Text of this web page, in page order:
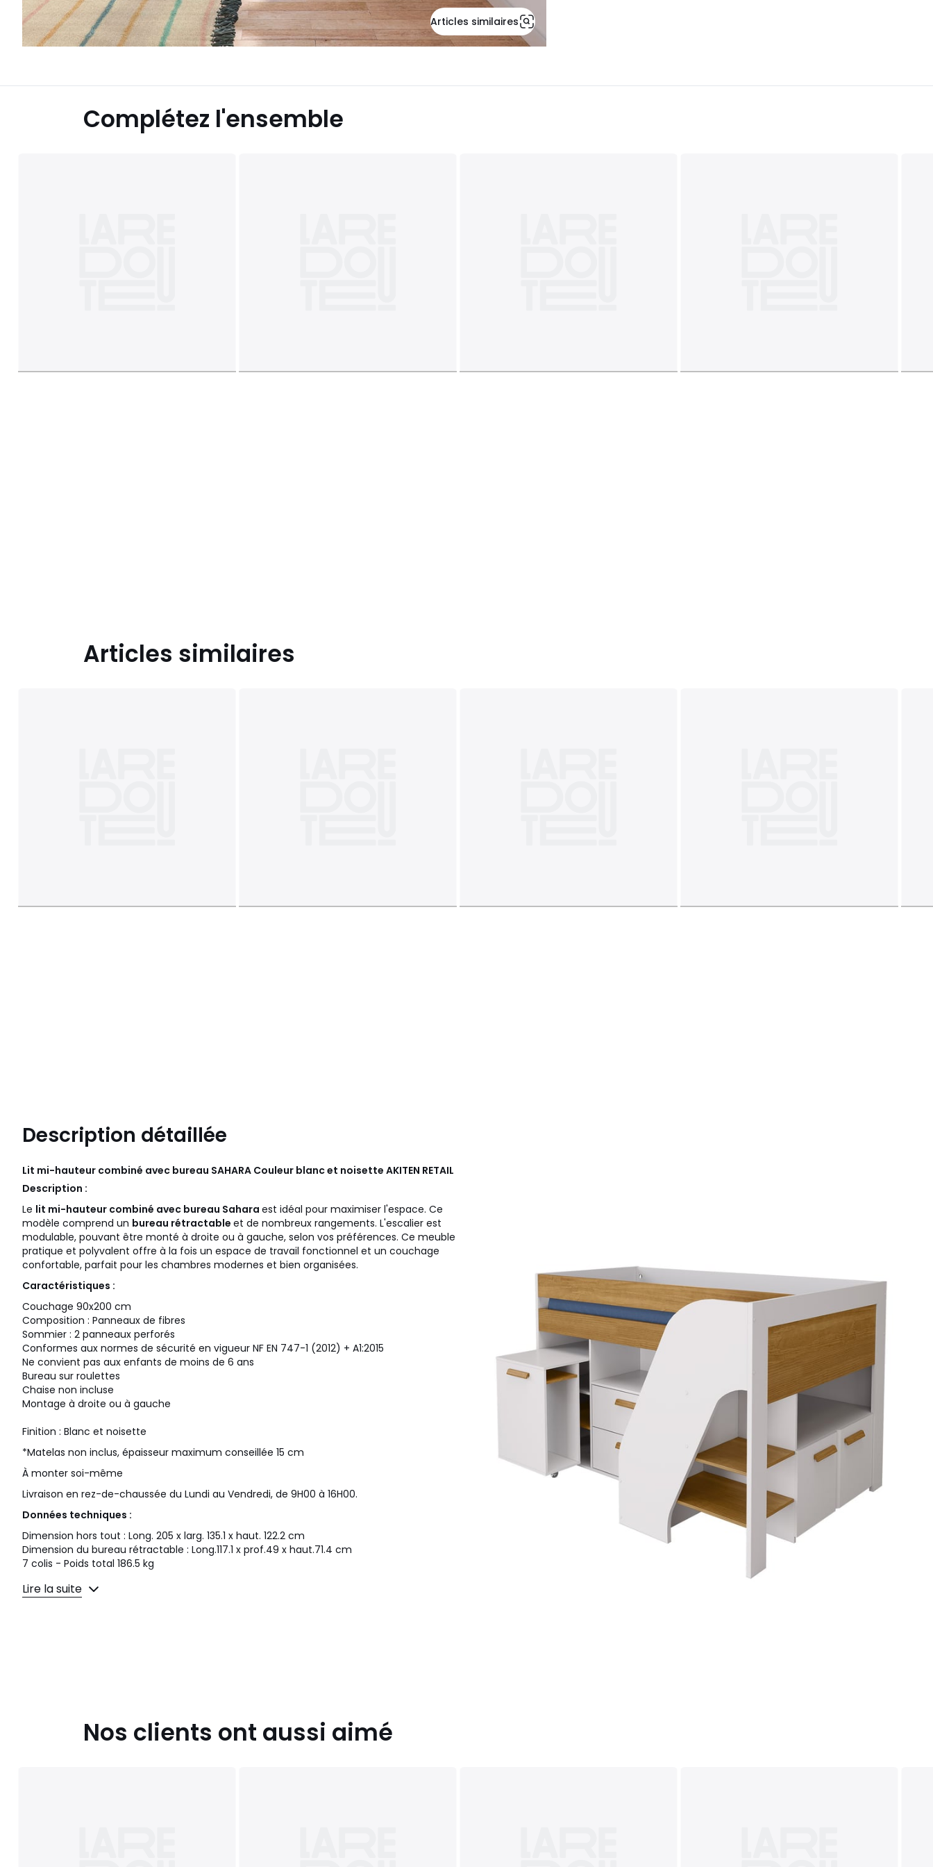
Articles similaires
Complétez l'ensemble
Articles similaires
Description détaillée
Lit mi-hauteur combiné avec bureau SAHARA Couleur blanc et noisette AKITEN RETAIL
Description :
Le lit mi-hauteur combiné avec bureau Sahara est idéal pour maximiser l'espace. Ce
modèle comprend un bureau rétractable et de nombreux rangements. L'escalier est
modulable, pouvant être monté à droite ou à gauche, selon vos préférences. Ce meuble
pratique et polyvalent offre à la fois un espace de travail fonctionnel et un couchage
confortable, parfait pour les chambres modernes et bien organisées.
Caractéristiques :
Couchage 90x200 cm
Composition : Panneaux de fibres
Sommier : 2 panneaux perforés
Conformes aux normes de sécurité en vigueur NF EN 747-1 (2012) + A1:2015
Ne convient pas aux enfants de moins de 6 ans
Bureau sur roulettes
Chaise non incluse
Montage à droite ou à gauche
Finition : Blanc et noisette
*Matelas non inclus, épaisseur maximum conseillée 15 cm
À monter soi-même
Livraison en rez-de-chaussée du Lundi au Vendredi, de 9H00 à 16H00.
Données techniques :
Dimension hors tout : Long. 205 x larg. 135.1 x haut. 122.2 cm
Dimension du bureau rétractable : Long.117.1 x prof.49 x haut.71.4 cm
7 colis - Poids total 186.5 kg
Couleurs Blanc Et Noisette
Lire la suite
Nos clients ont aussi aimé